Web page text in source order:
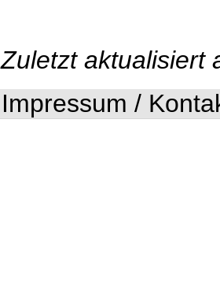
Zuletzt aktualisiert
Impressum /